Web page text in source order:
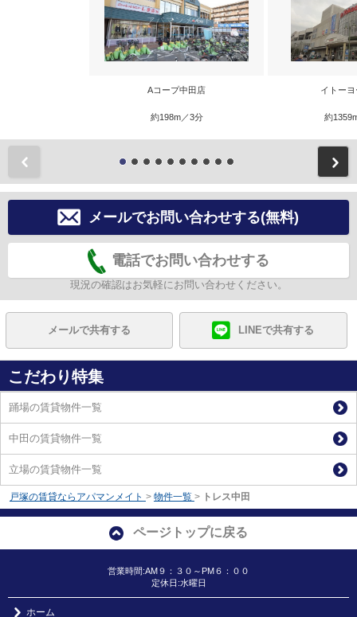
Aコープ中田店
約198m／3分
イトー
約
メールでお問い合わせする(無料)
電話でお問い合わせする
現況の確認はお気軽にお問い合わせください。
メールで共有する LINEで共有する
こだわり特集
踊場の賃貸物件一覧
中田の賃貸物件一覧
立場の賃貸物件一覧
戸塚の賃貸ならアパマンメイト > 物件一覧 > トレス中田
ページトップに戻る
営業時間:AM９：３０～PM６：００
定休日:水曜日
ホーム